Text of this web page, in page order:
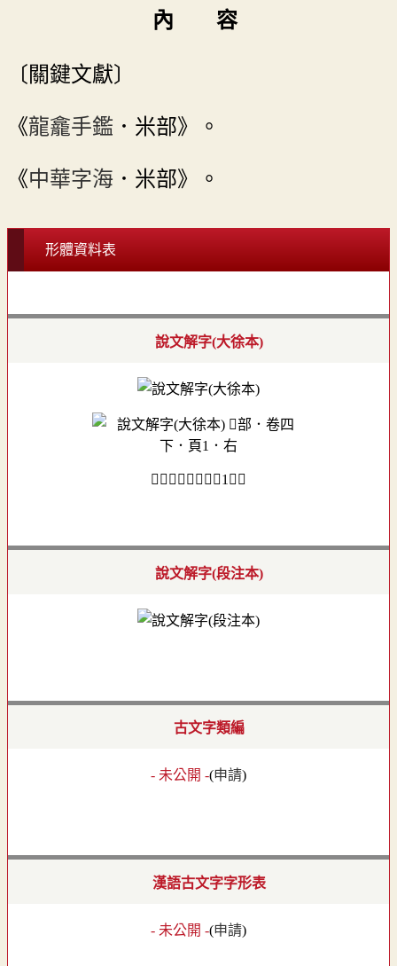
內 容
〔關鍵文獻〕
《龍龕手鑑 ．米部》。
《中華字海 ．米部》。
形體資料表
說文解字(大徐本)
𠦒部．卷四下．頁1．右
說文解字(段注本)
古文字類編
- 未公開 -(申請)
漢語古文字字形表
- 未公開 -(申請)